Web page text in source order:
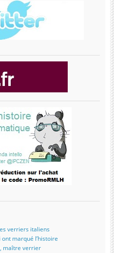
verriers italiens
marqué l’histoire
maître verrier